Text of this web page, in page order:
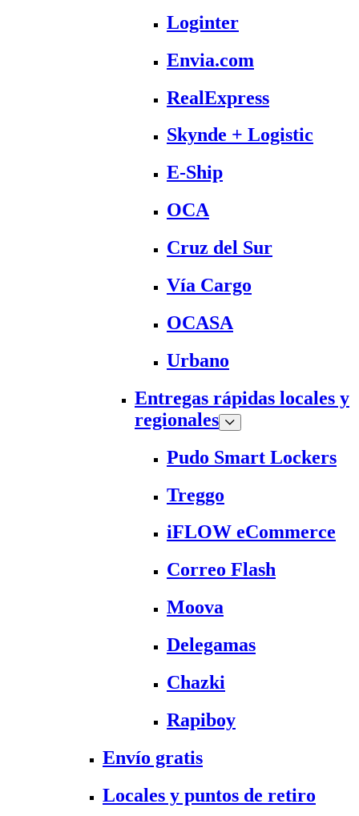
Loginter
Envia.com
RealExpress
Skynde + Logistic
E-Ship
OCA
Cruz del Sur
Vía Cargo
OCASA
Urbano
Entregas rápidas locales y
regionales
Pudo Smart Lockers
Treggo
iFLOW eCommerce
Correo Flash
Moova
Delegamas
Chazki
Rapiboy
Envío gratis
Locales y puntos de retiro